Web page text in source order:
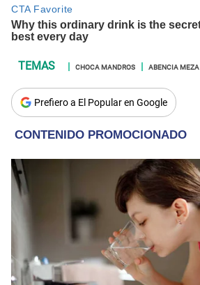
CHOCA MANDROS ABENCIA MEZA
Prefiero a El Popular en Google